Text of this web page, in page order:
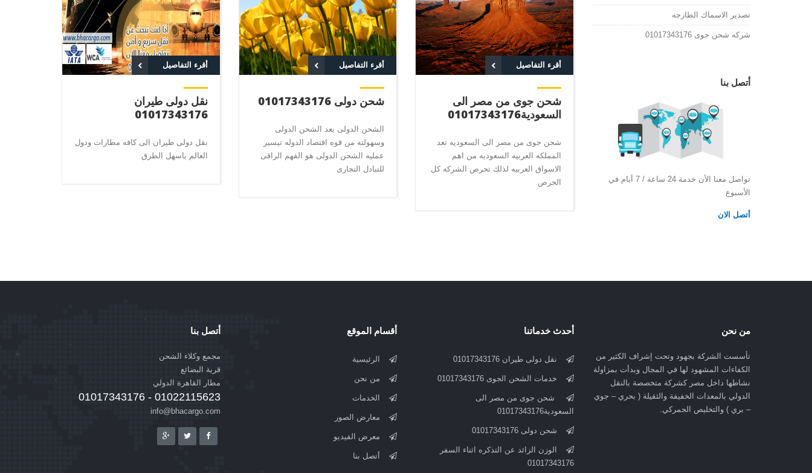
تصدير الاسماك الطازجه
شركه شحن جوى 01017343176
أتصل بنا
تواصل معنا الأن خدمة 24 ساعة / 7 أيام في
الأسبوع
أتصل الان
أقرء التفاصيل
شحن جوى من مصر الى
السعودية01017343176
شحن جوى من مصر الى السعوديه تعد
المملكه العربيه السعوديه من اهم
الاسواق العربيه لذلك تحرص الشركه كل
الحرص
أقرء التفاصيل
شحن دولى 01017343176
الشحن الدولى يعد الشحن الدولى
وسهولته من قوه اقتصاد الدوله تيسير
عمليه الشحن الدولى هو الفهم الراقى
للتبادل التجارى
أقرء التفاصيل
نقل دولى طيران
01017343176
نقل دولى طيران الى كافه مطارات ودول
العالم باسهل الطرق
من نحن
تأسست الشركة بجهود وتحت إشراف الكثير من
الكفاءات المشهود لها في المجال وبدأت بمزاولة
نشاطها داخل مصر كشركة متخصصة بالنقل
الدولي بالمعدات الخفيفة والثقيلة ( بحري – جوي
– بري ) والتخليص الجمركي.
أحدث خدماتنا
نقل دولى طيران 01017343176
خدمات الشحن الجوى 01017343176
شحن جوى من مصر الى
السعودية01017343176
شحن دولى 01017343176
الوزن الزائد عن التذكره اثناء السفر
01017343176
أقسام الموقع
الرئيسية
من نحن
الخدمات
معارض الصور
معرض الفيديو
أتصل بنا
أتصل بنا
مجمع وكلاء الشحن
قرية البضائع
مطار القاهرة الدولي
01022115623 - 01017343176
info@bhacargo.com